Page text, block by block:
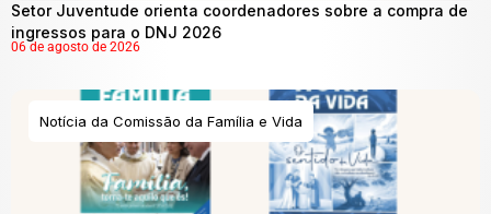
Setor Juventude orienta coordenadores sobre a compra de
ingressos para o DNJ 2026
06 de agosto de 2026
Notícia da Comissão da Família e Vida